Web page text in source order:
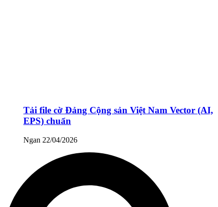
Tải file cờ Đảng Cộng sản Việt Nam Vector (AI,
EPS) chuẩn
Ngan 22/04/2026